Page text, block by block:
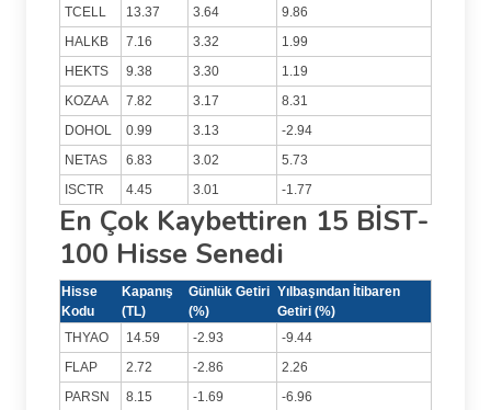
TCELL
13.37 3.64
9.86
HALKB
7.16 3.32
1.99
HEKTS
9.38 3.30
1.19
KOZAA
7.82 3.17
8.31
DOHOL
0.99 3.13
-2.94
NETAS
6.83 3.02
5.73
ISCTR
4.45 3.01 -1.77
En Çok Kaybettiren 15 BİST-
100 Hisse Senedi
Hisse
Kodu
Kapanış
(TL)
Günlük Getiri
(%)
Yılbaşından İtibaren
Getiri (%)
THYAO
14.59 -2.93
-9.44
FLAP
2.72 -2.86
2.26
PARSN
8.15 -1.69
-6.96